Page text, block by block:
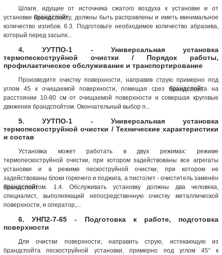
Шлаги, идущие от источника сжатого воздуха к установке и от
установкибрандспойту, должны быть расправлены и иметь минимальное
количество изгибов. 6.3. Подготовьте необходимое количество абразива,
который перед засыпк...
4. УУТПО-1 - Универсальная установка
термопескоструйной очистки / Порядок работы,
профилактическое обслуживание и транспортирование
Произведите очистку поверхности, направив струю примерно под
углом 45 к очищаемой поверхности, помещая срезбрандспойта на
расстоянии 10-80 см от очищаемой поверхности и совершая круговые
движения брандспойтом. Окончательный выбор п...
5. УУТПО-1 - Универсальная установка
термопескоструйной очистки / Технические характеристики
и состав
Установка может работать в двух режимах: режиме
термопескоструйной очистки, при котором задействованы все агрегаты
установки и в режиме пескоструйной очистки, при котором не
задействованы блоки горючего и поджига, а пистолет - очиститель заменён
брандспойтом. 1.4. Обслуживать установку должны два человека,
специалист, выполняющий непосредственную очистку металлической
поверхности, и оператор,...
6. УНП2-7-65 - Подготовка к работе, подготовка
поверхности
Для очистки поверхности, направить струю, истекающую из
брандспойта пескоструйной установки, примерно под углом 45° к